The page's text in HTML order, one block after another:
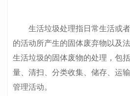
生活垃圾处理指日常生活或者
的活动所产生的固体废弃物以及
生活垃圾的固体废物的处理，包
量、清扫、分类收集、储存、运
管理活动。